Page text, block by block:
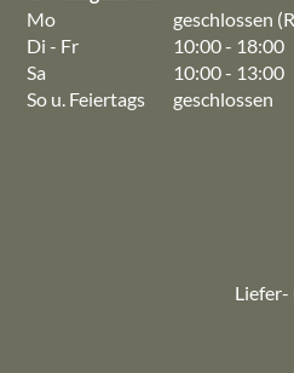
Mo
geschlossen
Di - Fr
10:00 - 18:00
Sa
10:00 - 13:00
So u. Feiertags
geschlossen
Liefer-